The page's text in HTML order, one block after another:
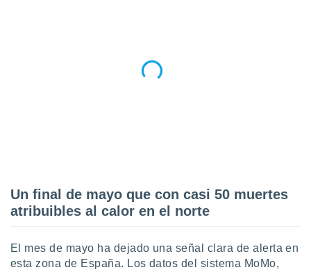
traten tus
en
a lo que
su
Un final de mayo que con casi 50 muertes
atribuibles al calor en el norte
El mes de mayo ha dejado una señal clara de alerta en
esta zona de España. Los datos del sistema MoMo,